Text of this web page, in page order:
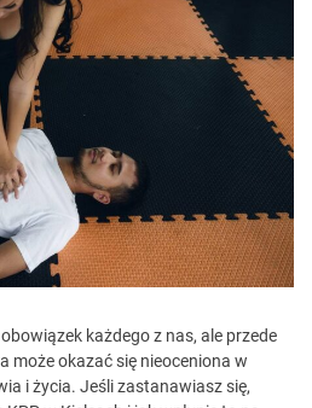
każdego z nas, ale przede
może okazać się nieoceniona w
i życia. Jeśli zastanawiasz się,